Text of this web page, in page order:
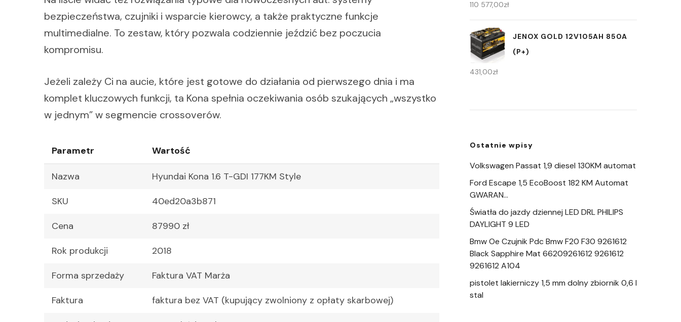
bezpieczeństwa, czujniki i wsparcie kierowcy, a także praktyczne funkcje
multimedialne. To zestaw, który pozwala codziennie jeździć bez poczucia
kompromisu.
Jeżeli zależy Ci na aucie, które jest gotowe do działania od pierwszego dnia i ma
komplet kluczowych funkcji, ta Kona spełnia oczekiwania osób szukających „wszystko
w jednym” w segmencie crossoverów.
Parametr Wartość
Nazwa Hyundai Kona 1.6 T-GDI 177KM Style
SKU 40ed20a3b871
Cena 87990 zł
Rok produkcji 2018
Forma sprzedaży Faktura VAT Marża
Faktura faktura bez VAT (kupujący zwolniony z opłaty skarbowej)
110 577,00zł
JENOX GOLD 12V105AH 850A
(P+)
431,00zł
Ostatnie wpisy
Volkswagen Passat 1,9 diesel 130KM automat
Ford Escape 1,5 EcoBoost 182 KM Automat
GWARAN…
Światła do jazdy dziennej LED DRL PHILIPS
DAYLIGHT 9 LED
Bmw Oe Czujnik Pdc Bmw F20 F30 9261612
Black Sapphire Mat 66209261612 9261612
9261612 A104
pistolet lakierniczy 1,5 mm dolny zbiornik 0,6 l
stal